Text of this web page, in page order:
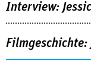
Interview:
Filmgeschichte: